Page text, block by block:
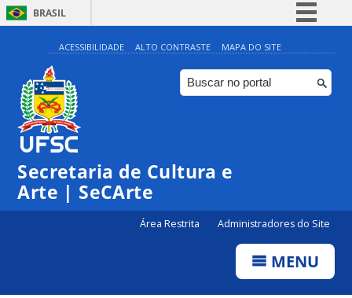
BRASIL
Simplifique!
Comunica BR
Participe
ACESSIBILIDADE ALTO CONTRASTE MAPA DO SITE
Secretaria de Cultura e
Arte | SeCArte
Área Restrita Administradores do Site
MENU
0:00
1:00